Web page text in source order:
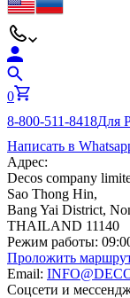
0
8-800-511-8418Для
Написать в
Адрес:
Decos company
Sao Thong Hin,
Bang Yai District,
THAILAND 11140
Режим работы:
Проложить
Email:
Соцсети и